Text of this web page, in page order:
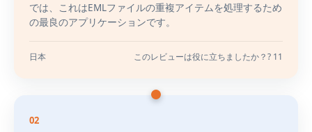
では、これはEMLファイルの重複アイテムを処理するため
の最良のアプリケーションです。
日本 このレビューは役に立ちましたか？? 11
02